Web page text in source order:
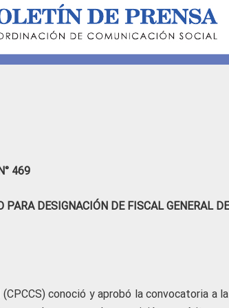
469
DESIGNACIÓN DE FISCAL GENERAL
conoció y aprobó la convocatoria a